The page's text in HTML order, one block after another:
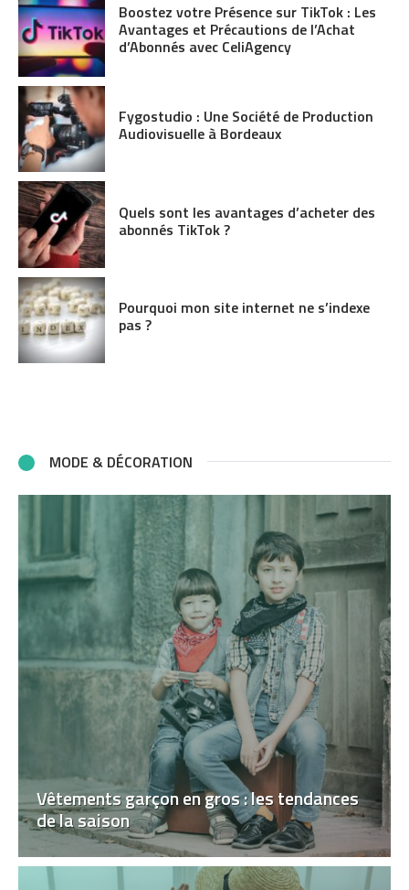
Boostez votre Présence sur TikTok : Les
Avantages et Précautions de l’Achat
d’Abonnés avec CeliAgency
Fygostudio : Une Société de Production
Audiovisuelle à Bordeaux
Quels sont les avantages d’acheter des
abonnés TikTok ?
Pourquoi mon site internet ne s’indexe
pas ?
MODE & DÉCORATION
Vêtements garçon en gros : les tendances
de la saison